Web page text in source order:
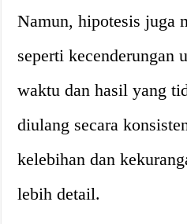
Namun, hipotesis juga
seperti kecenderungan
waktu dan hasil yang
diulang secara
kelebihan dan
lebih detail.